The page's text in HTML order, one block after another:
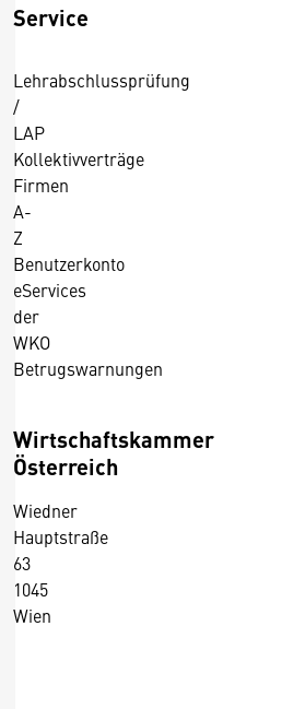
Service
Lehrabschlussprüfung
/
LAP
Kollektivverträge
Firmen
A-
Z
Benutzerkonto
eServices
der
WKO
Betrugswarnungen
Wirtschaftskammer
Österreich
Wiedner
Hauptstraße
63
1045
Wien